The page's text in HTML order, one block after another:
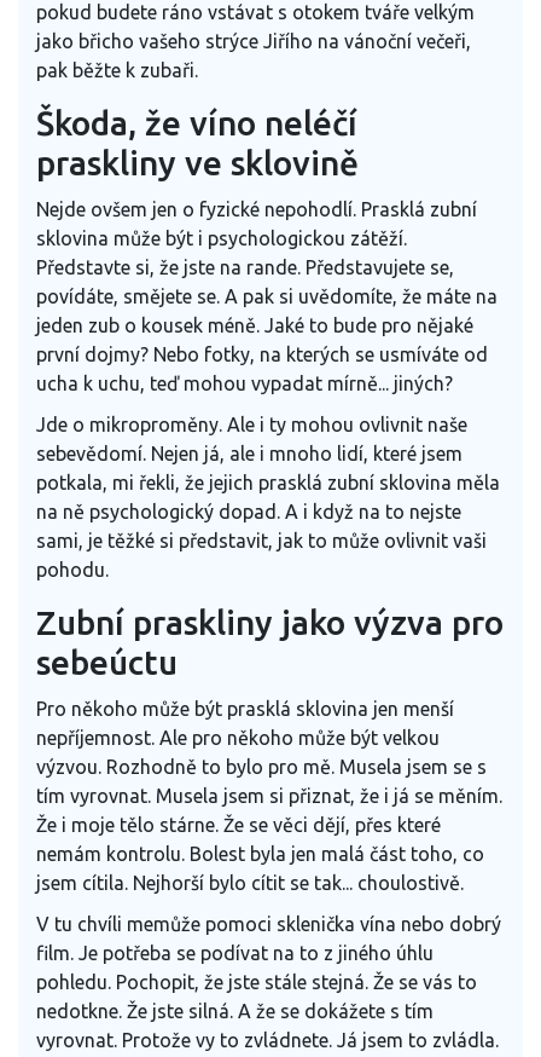
pokud budete ráno vstávat s otokem tváře velkým
jako břicho vašeho strýce Jiřího na vánoční večeři,
pak běžte k zubaři.
Škoda, že víno neléčí
praskliny ve sklovině
Nejde ovšem jen o fyzické nepohodlí. Prasklá zubní
sklovina může být i psychologickou zátěží.
Představte si, že jste na rande. Představujete se,
povídáte, smějete se. A pak si uvědomíte, že máte na
jeden zub o kousek méně. Jaké to bude pro nějaké
první dojmy? Nebo fotky, na kterých se usmíváte od
ucha k uchu, teď mohou vypadat mírně... jiných?
Jde o mikroproměny. Ale i ty mohou ovlivnit naše
sebevědomí. Nejen já, ale i mnoho lidí, které jsem
potkala, mi řekli, že jejich prasklá zubní sklovina měla
na ně psychologický dopad. A i když na to nejste
sami, je těžké si představit, jak to může ovlivnit vaši
pohodu.
Zubní praskliny jako výzva pro
sebeúctu
Pro někoho může být prasklá sklovina jen menší
nepříjemnost. Ale pro někoho může být velkou
výzvou. Rozhodně to bylo pro mě. Musela jsem se s
tím vyrovnat. Musela jsem si přiznat, že i já se měním.
Že i moje tělo stárne. Že se věci dějí, přes které
nemám kontrolu. Bolest byla jen malá část toho, co
jsem cítila. Nejhorší bylo cítit se tak... choulostivě.
V tu chvíli memůže pomoci sklenička vína nebo dobrý
film. Je potřeba se podívat na to z jiného úhlu
pohledu. Pochopit, že jste stále stejná. Že se vás to
nedotkne. Že jste silná. A že se dokážete s tím
vyrovnat. Protože vy to zvládnete. Já jsem to zvládla.